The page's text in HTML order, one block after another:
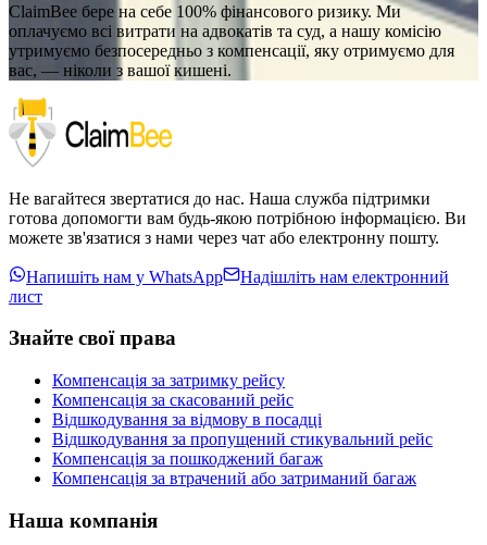
ClaimBee бере на себе 100% фінансового ризику. Ми
оплачуємо всі витрати на адвокатів та суд, а нашу комісію
утримуємо безпосередньо з компенсації, яку отримуємо для
вас, — ніколи з вашої кишені.
Не вагайтеся звертатися до нас. Наша служба підтримки
готова допомогти вам будь-якою потрібною інформацією. Ви
можете зв'язатися з нами через чат або електронну пошту.
Напишіть нам у WhatsApp
Надішліть нам електронний
лист
Знайте свої права
Компенсація за затримку рейсу
Компенсація за скасований рейс
Відшкодування за відмову в посадці
Відшкодування за пропущений стикувальний рейс
Компенсація за пошкоджений багаж
Компенсація за втрачений або затриманий багаж
Наша компанія